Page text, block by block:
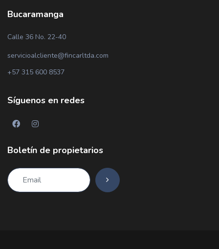
Bucaramanga
Calle 36 No. 22-40
servicioalcliente@fincarltda.com
+57 315 600 8537
Síguenos en redes
Boletín de propietarios